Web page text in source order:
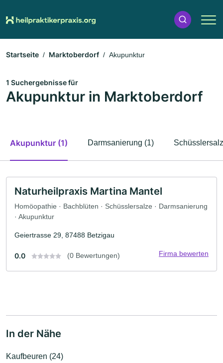
Startseite Marktoberdorf Akupunktur
1 Suchergebnisse für
Akupunktur in Marktoberdorf
Akupunktur (1) Darmsanierung (1)
Naturheilpraxis Martina Mantel
Homöopathie · Bachblüten · Schüsslersalze · Darmsanierung
· Akupunktur
Geiertrasse 29, 87488 Betzigau
0.0 (0 Bewertungen) Firma bewerten
In der Nähe
Kaufbeuren (24)